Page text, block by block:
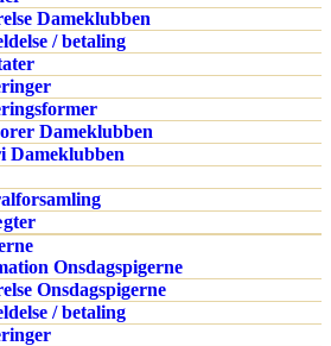
Dameklubben
/ betaling
Dameklubben
Dameklubben
Onsdagspigerne
Onsdagspigerne
/ betaling